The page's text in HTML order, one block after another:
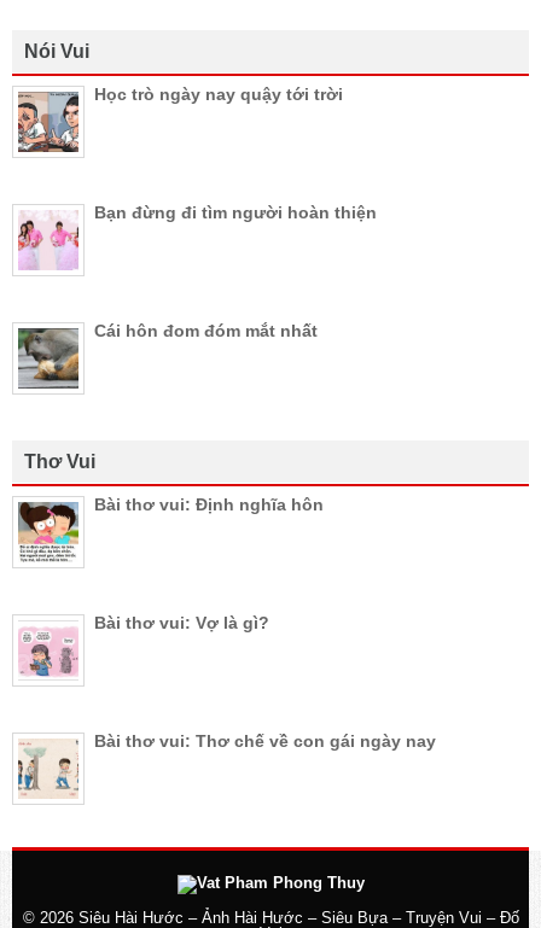
Nói Vui
Học trò ngày nay quậy tới trời
Bạn đừng đi tìm người hoàn thiện
Cái hôn đom đóm mắt nhất
Thơ Vui
Bài thơ vui: Định nghĩa hôn
Bài thơ vui: Vợ là gì?
Bài thơ vui: Thơ chế về con gái ngày nay
© 2026 Siêu Hài Hước – Ảnh Hài Hước – Siêu Bựa – Truyện Vui – Đố